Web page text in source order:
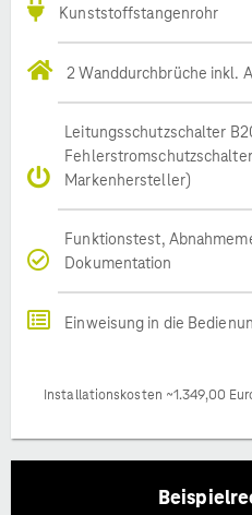
Kunststoffstangenrohr
2 Wanddurchbrüche inkl.
Leitungsschutzschalter
Markenhersteller)
Funktionstest,
Dokumentation
Einweisung in die
Installationskosten ~1.349,00